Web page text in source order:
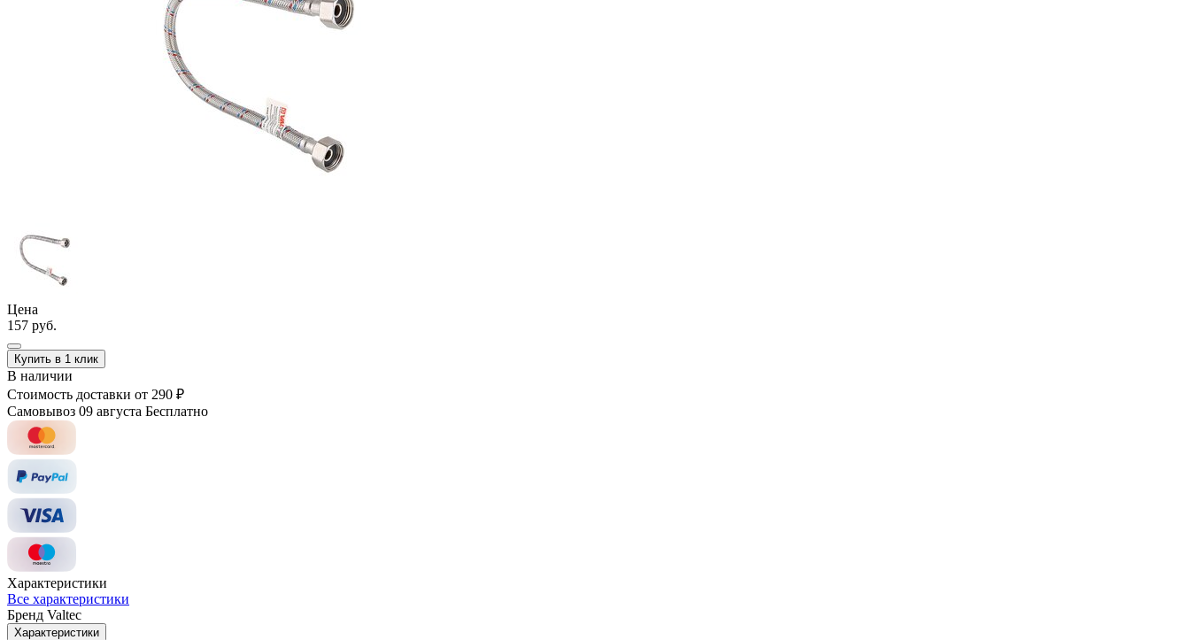
Цена
157 руб.
Купить в 1 клик
В наличии
Стоимость доставки от 290 ₽
Самовывоз 09 августа Бесплатно
Характеристики
Все характеристики
Бренд Valtec
Характеристики